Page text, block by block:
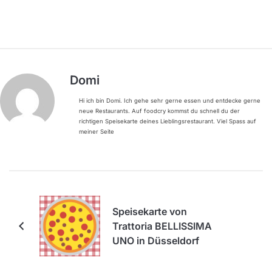
Domi
Hi ich bin Domi. Ich gehe sehr gerne essen und entdecke gerne
neue Restaurants. Auf foodcry kommst du schnell du der
richtigen Speisekarte deines Lieblingsrestaurant. Viel Spass auf
meiner Seite
Speisekarte von
Trattoria BELLISSIMA
UNO in Düsseldorf